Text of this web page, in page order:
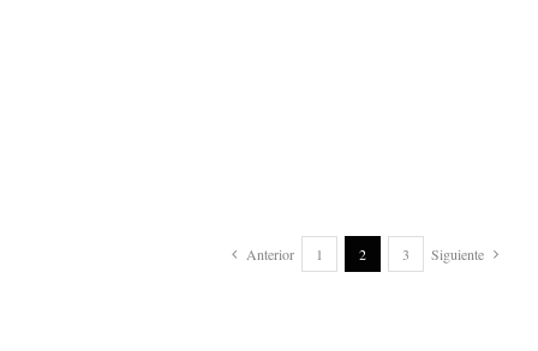
Anterior 1 2 3 Siguiente